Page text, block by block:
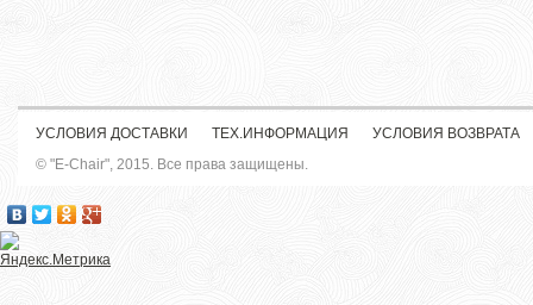
УСЛОВИЯ ДОСТАВКИ ТЕХ.ИНФОРМАЦИЯ
УСЛОВИЯ ВОЗВРАТА
© "E-Chair", 2015. Все права защищены.